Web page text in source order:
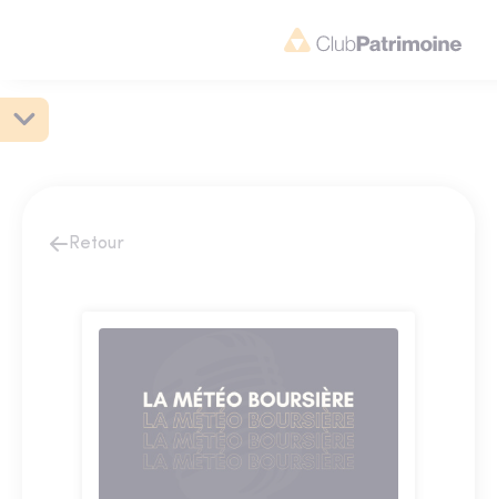
Retour